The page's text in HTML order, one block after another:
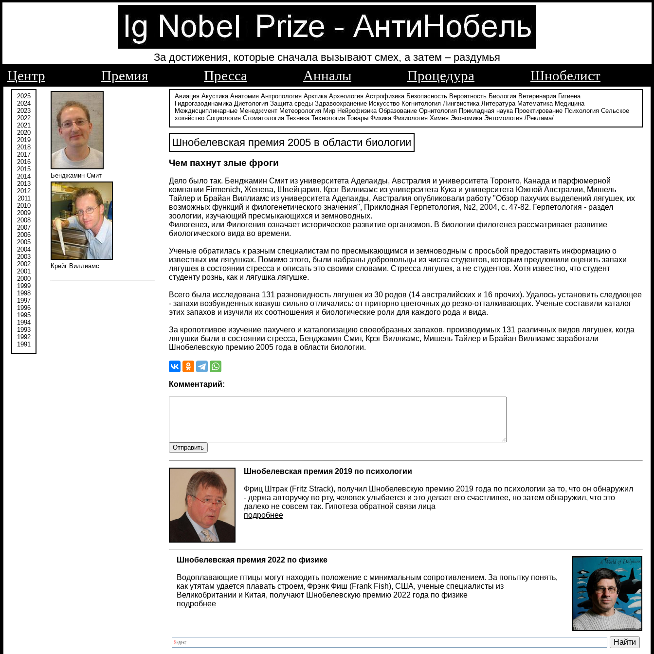
За достижения, которые сначала вызывают смех, а затем – раздумья
Центр Премия Пресса Анналы Процедура Шнобелист
2025
2024
2023
2022
2021
2020
2019
2018
2017
2016
2015
2014
2013
2012
2011
2010
2009
2008
2007
2006
2005
2004
2003
2002
2001
2000
1999
1998
1997
1996
1995
1994
1993
1992
1991
Бенджамин Смит
Крейг Виллиамс
Авиация Акустика Анатомия Антропология Арктика Археология Астрофизика Безопасность Вероятность Биология Ветеринария Гигиена
Гидрогазодинамика Диетология Защита среды Здравоохранение Искусство Когнитология Лингвистика Литература Математика Медицина
Междисциплинарные Менеджмент Метеорология Мир Нейрофизика Образование Орнитология Прикладная наука Проектирование Психология Сельское
хозяйство Социология Стоматология Техника Технология Товары Физика Физиология Химия Экономика Энтомология /Реклама/
Шнобелевская премия 2005 в области биологии
Чем пахнут злые фроги
Дело было так. Бенджамин Смит из университета Аделаиды, Австралия и университета Торонто, Канада и парфюмерной
компании Firmenich, Женева, Швейцария, Крэг Виллиамс из университета Кука и университета Южной Австралии, Мишель
Тайлер и Брайан Виллиамс из университета Аделаиды, Австралия опубликовали работу "Обзор пахучих выделений лягушек, их
возможных функций и филогенетического значения", Приклодная Герпетология, №2, 2004, с. 47-82. Герпетология - раздел
зоологии, изучающий пресмыкающихся и земноводных.
Филогенез, или Филогения означает историческое развитие организмов. В биологии филогенез рассматривает развитие
биологического вида во времени.
Ученые обратилась к разным специалистам по пресмыкающимся и земноводным с просьбой предоставить информацию о
известных им лягушках. Помимо этого, были набраны добровольцы из числа студентов, которым предложили оценить запахи
лягушек в состоянии стресса и описать это своими словами. Стресса лягушек, а не студентов. Хотя известно, что студент
студенту рознь, как и лягушка лягушке.
Всего была исследована 131 разновидность лягушек из 30 родов (14 австралийских и 16 прочих). Удалось установить следующее
- запахи возбужденных квакуш сильно отличались: от приторно цветочных до резко-отталкивающих. Ученые составили каталог
этих запахов и изучили их соотношения и биологические роли для каждого рода и вида.
За кропотливое изучение пахучего и каталогизацию своеобразных запахов, производимых 131 различных видов лягушек, когда
лягушки были в состоянии стресса, Бенджамин Смит, Крэг Виллиамс, Мишель Тайлер и Брайан Виллиамс заработали
Шнобелевскую премию 2005 года в области биологии.
Комментарий:
Шнобелевская премия 2019 по психологии
Фриц Штрак (Fritz Strack), получил Шнобелевскую премию 2019 года по психологии за то, что он обнаружил
- держа авторучку во рту, человек улыбается и это делает его счастливее, но затем обнаружил, что это
далеко не совсем так. Гипотеза обратной связи лица
подробнее
Шнобелевская премия 2022 по физике
Водоплавающие птицы могут находить положение с минимальным сопротивлением. За попытку понять,
как утятам удается плавать строем, Фрэнк Фиш (Frank Fish), США, ученые специалисты из
Великобритании и Китая, получают Шнобелевскую премию 2022 года по физике
подробнее